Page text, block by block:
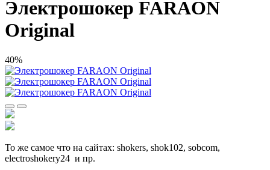
Электрошокер FARAON
Original
40%
То же самое что на сайтах: shokers, shok102, sobcom,
electroshokery24 и пр.